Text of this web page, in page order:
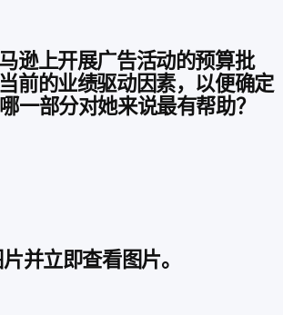
逊上开展广告活动的预算批
前的业绩驱动因素，以便确定
一部分对她来说最有帮助？
并立即查看图片。